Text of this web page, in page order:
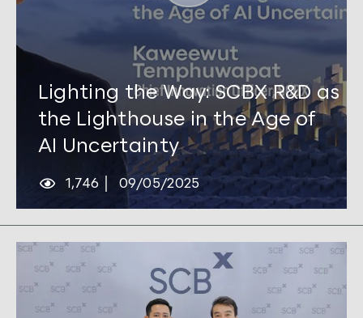
Tags: AI , Outlook 2025,SCBX R&D
Lighting the Way: SCBX R&D as
the Lighthouse in the Age of
AI Uncertainty
1,746 09/05/2025